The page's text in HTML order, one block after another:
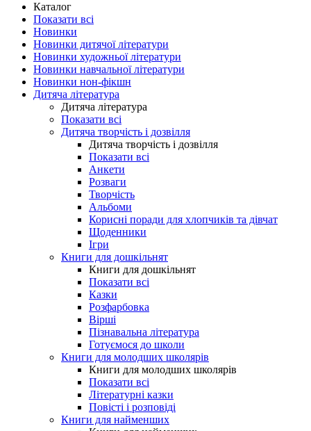
Каталог
Показати всі
Новинки
Новинки дитячої літератури
Новинки художньої літератури
Новинки навчальної літератури
Новинки нон-фікшн
Дитяча література
Дитяча література
Показати всі
Дитяча творчість і дозвілля
Дитяча творчість і дозвілля
Показати всі
Анкети
Розваги
Творчість
Альбоми
Корисні поради для хлопчиків та дівчат
Щоденники
Ігри
Книги для дошкільнят
Книги для дошкільнят
Показати всі
Казки
Розфарбовка
Вірші
Пізнавальна література
Готуємося до школи
Книги для молодших школярів
Книги для молодших школярів
Показати всі
Літературні казки
Повісті і розповіді
Книги для найменших